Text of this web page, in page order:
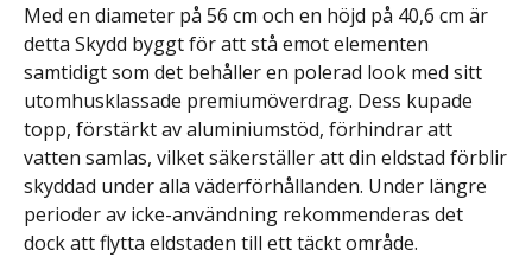
Med en diameter på 56 cm och en höjd på 40,6 cm är
detta Skydd byggt för att stå emot elementen
samtidigt som det behåller en polerad look med sitt
utomhusklassade premiumöverdrag. Dess kupade
topp, förstärkt av aluminiumstöd, förhindrar att
vatten samlas, vilket säkerställer att din eldstad förblir
skyddad under alla väderförhållanden. Under längre
perioder av icke-användning rekommenderas det
dock att flytta eldstaden till ett täckt område.